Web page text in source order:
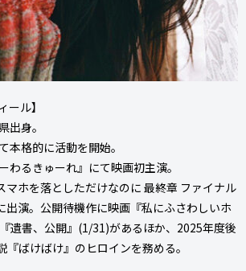
ール】
出身。
本格的に活動を開始。
わるきゅーれ』にて映画初主演。
マホを落としただけなのに 最終章 ファイナル
出演。公開待機作に映画『私にふさわしいホ
遺書、公開』(1/31)があるほか、2025年度後
ばけばけ』のヒロインを務める。